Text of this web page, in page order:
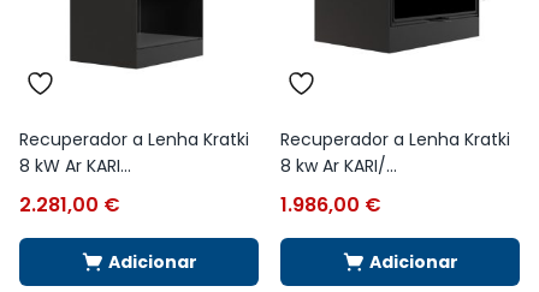
Recuperador a Lenha Kratki
8 kW Ar KARI...
2.281,00 €
Adicionar
Recuperador a Lenha Kratki
8 kw Ar KARI/...
1.986,00 €
Adicionar